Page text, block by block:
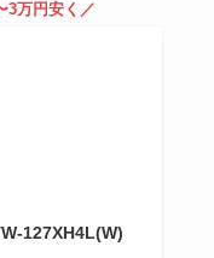
3万円安く／
127XH4L(W)